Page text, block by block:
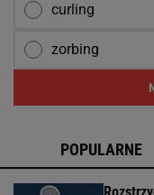
curling
zorbing
POPULARNE